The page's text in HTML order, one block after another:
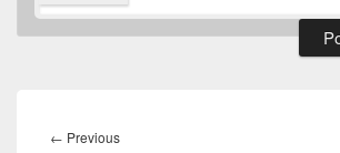
navigation
← PreviousPrevious